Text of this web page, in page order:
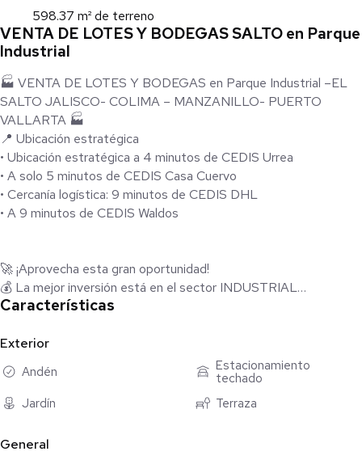
598.37 m² de terreno
VENTA DE LOTES Y BODEGAS SALTO en Parque
Industrial
🏭 VENTA DE LOTES Y BODEGAS en Parque Industrial –EL
SALTO JALISCO- COLIMA – MANZANILLO- PUERTO
VALLARTA 🏭
📍 Ubicación estratégica
• Ubicación estratégica a 4 minutos de CEDIS Urrea
• A solo 5 minutos de CEDIS Casa Cuervo
• Cercanía logística: 9 minutos de CEDIS DHL
• A 9 minutos de CEDIS Waldos
🚀 ¡Aprovecha esta gran oportunidad!
💰 La mejor inversión está en el sector INDUSTRIAL
✔️ Rendimientos de 7 a 10% anual
OFERTAMOS
• Venta Terrenos y Construimos a la medida
• Bts
• Renta Bodegas
características:
Características
Exterior
Andén
Estacionamiento
techado
Jardín
Terraza
General